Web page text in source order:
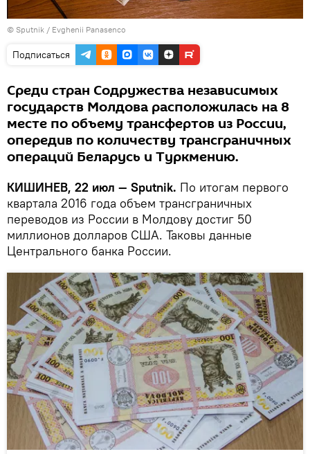
© Sputnik / Evghenii Panasenco
Подписаться
Среди стран Содружества независимых
государств Молдова расположилась на 8
месте по объему трансфертов из России,
опередив по количеству трансграничных
операций Беларусь и Туркмению.
КИШИНЕВ, 22 июл — Sputnik. По итогам первого
квартала 2016 года объем трансграничных
переводов из России в Молдову достиг 50
миллионов долларов США. Таковы данные
Центрального банка России.